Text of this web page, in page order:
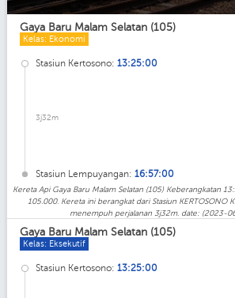
Gaya Baru Malam Selatan (105)
Kelas: Ekonomi
Stasiun Kertosono: 13:25:00
3j32m
Stasiun Lempuyangan: 16:57:00
Kereta Api Gaya Baru Malam Selatan (105) Keberangkatan
105.000. Kereta ini berangkat dari Stasiun KERTOSONO
menempuh perjalanan 3j32m. date: (2023-
Gaya Baru Malam Selatan (105)
Kelas: Eksekutif
Stasiun Kertosono: 13:25:00